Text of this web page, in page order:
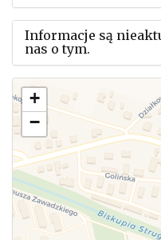
Informacje są
nas o tym.
Użyj tego
zmianach w
+
−